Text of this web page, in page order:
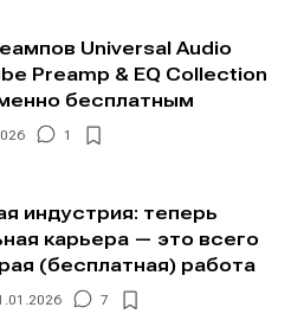
Universal Audio
Preamp & EQ Collection
бесплатным
1
индустрия: теперь
карьера — это всего
(бесплатная) работа
7